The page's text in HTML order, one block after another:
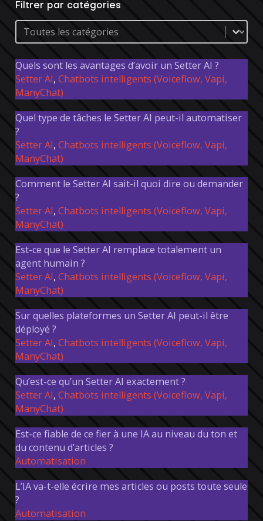
Filtrer par catégories
FAQs categories
Quels sont les avantages d’avoir un Setter AI ?
Setter AI,Chatbots intelligents (Voiceflow, Vapi,
ManyChat)
Quel type de tâches le Setter AI peut-il automatiser
?
Setter AI,Chatbots intelligents (Voiceflow, Vapi,
ManyChat)
Comment le Setter AI sait-il quoi dire ou demander
?
Setter AI,Chatbots intelligents (Voiceflow, Vapi,
ManyChat)
Est-ce que le Setter AI remplace totalement un
agent humain ?
Setter AI,Chatbots intelligents (Voiceflow, Vapi,
ManyChat)
Sur quelles plateformes un Setter AI peut-il être
déployé ?
Setter AI,Chatbots intelligents (Voiceflow, Vapi,
ManyChat)
Qu’est-ce qu’un Setter AI exactement ?
Setter AI,Chatbots intelligents (Voiceflow, Vapi,
ManyChat)
Est-ce fiable de ce fier à une IA au niveau du ton et
du contenu d’articles ?
Automatisation
L’IA va-t-elle écrire mes articles ou posts toute seule
?
Automatisation